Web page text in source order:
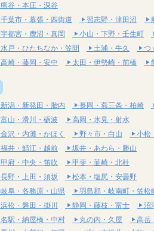
熊谷・本庄・深谷
千葉市・幕張・四街道 習志野・津田沼
宇都宮・鹿沼・真岡 小山・下野・壬生町
水戸・ひたちなか・笠間 土浦・牛久 つ
高崎・藤岡・安中 太田・伊勢崎・前橋
新潟・新発田・胎内 長岡・燕三条・柏崎
富山・滑川・砺波
高岡・氷見・射水
金沢・内灘・かほく 野々市・白山
小松
福井・鯖江・越前
坂井・あわら・勝山
甲府・中央・笛吹
甲斐・韮崎・北杜
長野・上田・須坂
松本・塩尻・安曇野
岐阜・各務原・山県 羽島郡・岐南町・笠松
浜松・磐田・掛川 静岡・藤枝・富士
沼
名駅・納屋橋・中村 丸の内・久屋 高岳